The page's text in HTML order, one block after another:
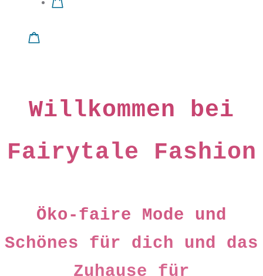
Willkommen bei
Fairytale Fashion
Öko-faire Mode und
Schönes für dich und das
Zuhause für